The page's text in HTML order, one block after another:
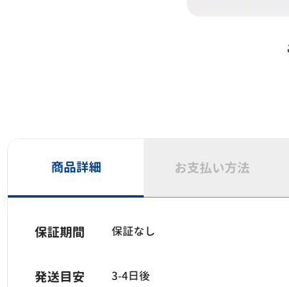
商品詳細 お支払い方法
保証期間 保証なし
発送目安 3-4日後